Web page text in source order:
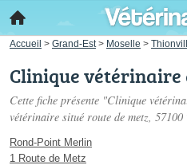
Accueil > Grand-Est > Moselle >
Clinique vétérinaire
Cette fiche présente "Clinique
vétérinaire situé route de metz, 57100
Rond-Point Merlin
1 Route de Metz